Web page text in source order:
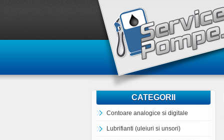
CATEGORII
Contoare analogice si digitale
Lubrifianti (uleiuri si unsori)